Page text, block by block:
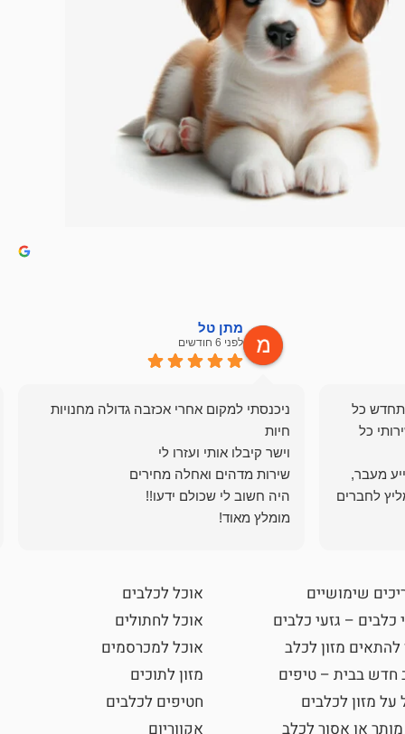
כל
כל
מעבר,
לחברים
מתן טל
לפני 6 חודשים
ניכנסתי למקום אחרי אכזבה גדולה מחנויות
מומלץ מאוד!
שימושיים
כלבים – גזעי כלבים
להתאים מזון לכלב
חדש בבית – טיפים
על מזון לכלבים
או אסור לכלב
אוכל לכלבים
אוכל לחתולים
אוכל למכרסמים
מזון לתוכים
חטיפים לכלבים
אקווריום